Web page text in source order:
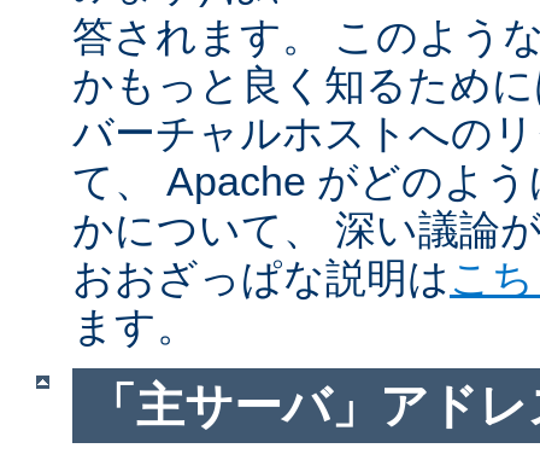
答されます。 このよう
かもっと良く知るため
バーチャルホストへの
て、 Apache がどのよ
かについて、 深い議論
おおざっぱな説明は こ
ます。
「主サーバ」アド